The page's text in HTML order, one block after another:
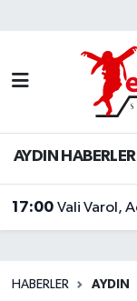
AYDIN HABERLERİ
17:00 Vali Varol,
HABERLER AYDIN
Nöbetçi
Hava
Aydin
Trafik